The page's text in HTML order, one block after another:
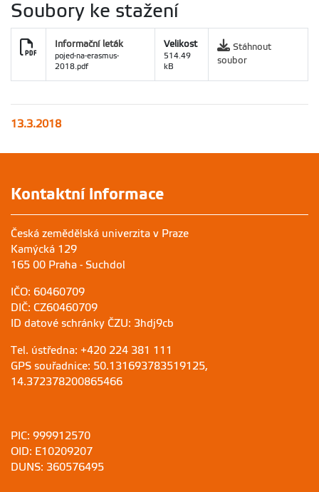
Soubory ke stažení
Informační leták
pojed-na-erasmus-
2018.pdf
Velikost
514.49
kB
Stáhnout
soubor
13.3.2018
Kontaktní informace
Česká zemědělská univerzita v Praze
Kamýcká 129
165 00 Praha - Suchdol
IČO: 60460709
DIČ: CZ60460709
ID datové schránky ČZU: 3hdj9cb
Tel. ústředna: +420 224 381 111
GPS souřadnice: 50.131693783519125,
14.372378200865466
PIC: 999912570
OID: E10209207
DUNS: 360576495